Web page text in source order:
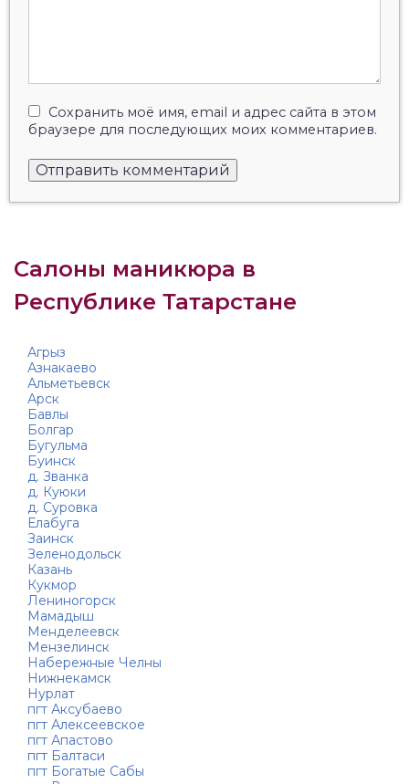
Сохранить моё имя, email и адрес сайта в этом
браузере для последующих моих комментариев.
Салоны маникюра в
Республике Татарстане
Агрыз
Азнакаево
Альметьевск
Арск
Бавлы
Болгар
Бугульма
Буинск
д. Званка
д. Куюки
д. Суровка
Елабуга
Заинск
Зеленодольск
Казань
Кукмор
Лениногорск
Мамадыш
Менделеевск
Мензелинск
Набережные Челны
Нижнекамск
Нурлат
пгт Аксубаево
пгт Алексеевское
пгт Апастово
пгт Балтаси
пгт Богатые Сабы